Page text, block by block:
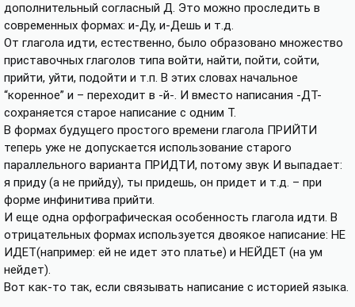
дополнительный согласный Д. Это можно проследить в
современных формах: и-Ду, и-Дешь и т.д.
От глагола идти, естественно, было образовано множество
приставочных глаголов типа войти, найти, пойти, сойти,
прийти, уйти, подойти и т.п. В этих словах начальное
“коренное” и – переходит в -й-. И вместо написания -ДТ-
сохраняется старое написание с одним Т.
В формах будущего простого времени глагола ПРИЙТИ
теперь уже не допускается использование старого
параллельного варианта ПРИДТИ, потому звук И выпадает:
я приду (а не прийду), ты придешь, он придет и т.д. – при
форме инфинитива прийти.
И еще одна орфографическая особенность глагола идти. В
отрицательных формах используется двоякое написание: НЕ
ИДЕТ(например: ей не идет это платье) и НЕЙДЕТ (на ум
нейдет).
Вот как-то так, если связывать написание с историей языка.